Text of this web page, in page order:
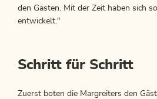
den Gästen. Mit der Zeit haben sich
entwickelt."
Schritt für Schritt
Zuerst boten die Margreiters den